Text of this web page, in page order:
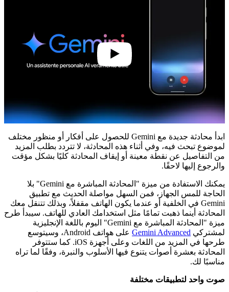
ابدأ محادثة جديدة مع Gemini للحصول على أفكار أو منظور مختلف
لموضوع تبحث فيه، وفي أثناء هذه المحادثة، لا تتردد بطلب المزيد
من التفاصيل عن نقطة معينة أو إيقاف المحادثة كليًا بشكل مؤقت
والرجوع إليها لاحقًا.
يمكنك الاستفادة من ميزة "المحادثة المباشرة مع Gemini" بلا
الحاجة للمس الجهاز، فمن السهل مواصلة الحديث مع تطبيق
Gemini في الخلفية أو عندما يكون الهاتف مقفلاً، وبذلك تتنقل معك
المحادثة أينما ذهبت تمامًا مثل استخدامك العادي للهاتف. سيبدأ طرح
ميزة "المحادثة المباشرة مع Gemini" اليوم باللغة الإنجليزية
لمشتركي Gemini Advanced
على هواتف Android، وسيتوسع
طرحها في المزيد من اللغات وعلى أجهزة iOS. كما ستتوفر
المحادثة بعشرة أصوات يتنوع فيها الأسلوب والنبرة، وفقًا لما تراه
مناسبًا لك.
صوت واحد لتطبيقات مختلفة